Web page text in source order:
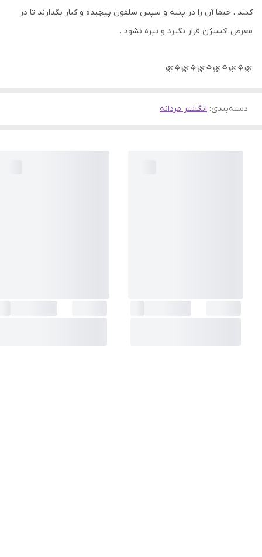
کنند ، حتما آن را در پنبه و سپس سلفون پیچیده و کنار بگذارند تا در
معرض اکسیژن قرار نگیرد و تیره نشود .
🌿⚘🌿⚘🌿⚘🌿⚘🌿⚘🌿
دسته‌بندی: انگشتر مردانه